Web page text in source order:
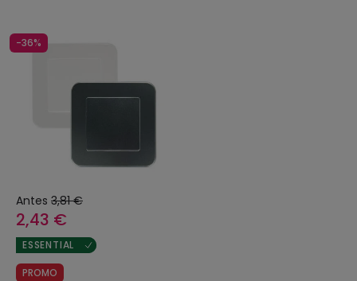
-36%
Antes 3,81 €
2,43 €
ESSENTIAL
PROMO